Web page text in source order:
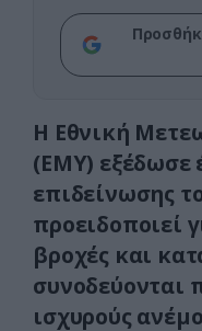
Η Εθνική
(ΕΜΥ) εξέδωσε
επιδείνωσης
προειδοποιεί
βροχές και
συνοδεύονται
ισχυρούς